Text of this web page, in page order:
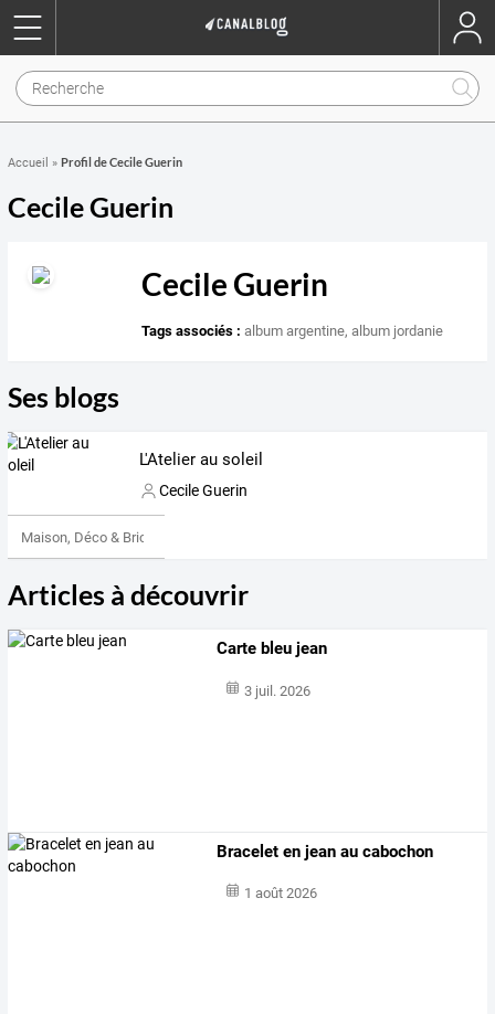
Accueil » Profil de Cecile Guerin
Cecile Guerin
Cecile Guerin
Tags associés : album argentine,album jordanie
Ses blogs
L'Atelier au soleil
Cecile Guerin
Maison, Déco & Bricolage
Articles à découvrir
Carte bleu jean
3 juil. 2026
Bracelet en jean au cabochon
1 août 2026